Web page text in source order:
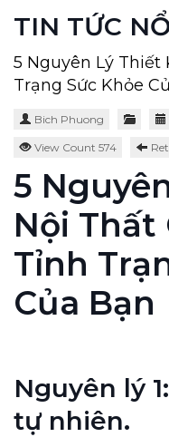
TIN TỨC
5 Nguyên Lý Thiết
Trạng Sức Khỏe
Bich Phuong
View Count 574
5
Nội Thất
Tỉnh
Của Bạn
Nguyên lý
tự nhiên.